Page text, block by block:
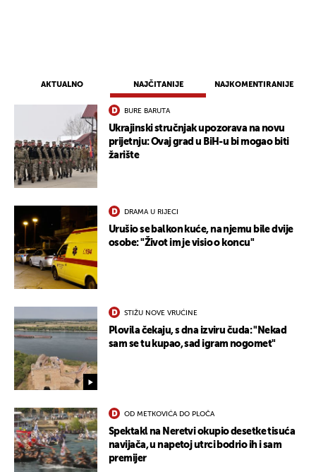
AKTUALNO NAJČITANIJE NAJKOMENTIRANIJE
BURE BARUTA
Ukrajinski stručnjak upozorava na novu
prijetnju: Ovaj grad u BiH-u bi mogao biti
žarište
DRAMA U RIJECI
Urušio se balkon kuće, na njemu bile dvije
osobe: "Život im je visio o koncu"
STIŽU NOVE VRUĆINE
Plovila čekaju, s dna izviru čuda: "Nekad
sam se tu kupao, sad igram nogomet"
OD METKOVIĆA DO PLOČA
Spektakl na Neretvi okupio desetke tisuća
navijača, u napetoj utrci bodrio ih i sam
premijer